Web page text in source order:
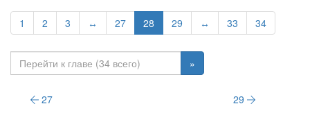
1 2 3 ↔ 27 28 29 ↔ 33 34
»
27 29